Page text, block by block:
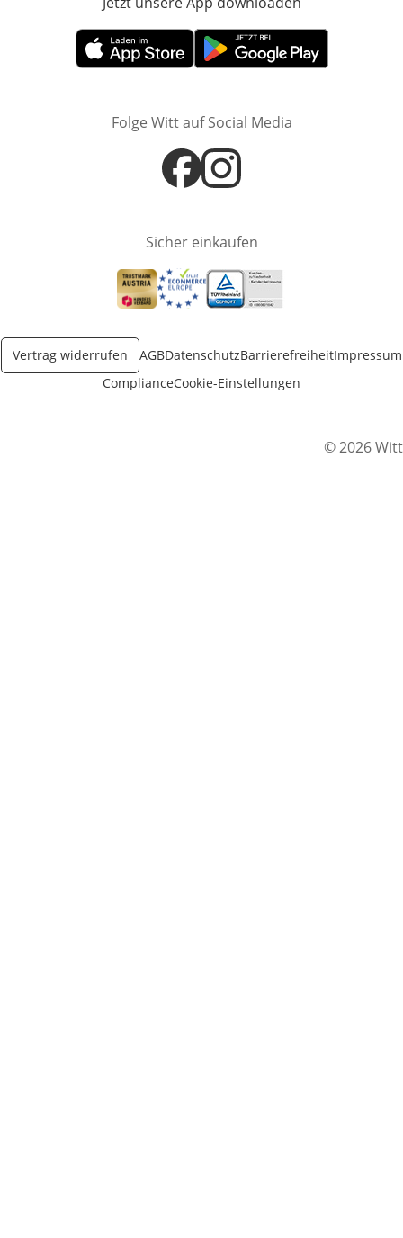
Öffnet in neuem FensterÖffnet in neuem Fenster
Folge Witt auf Social Media
Öffnet in neuem Fenster
Öffnet in neuem Fenster
Sicher einkaufen
Öffnet in neuem Fenster
Öffnet in neuem Fenster
Öffnet in neuem Fenster
Vertrag widerrufen AGBDatenschutzBarrierefreiheitImpressum
ComplianceCookie-Einstellungen
© 2026 Witt